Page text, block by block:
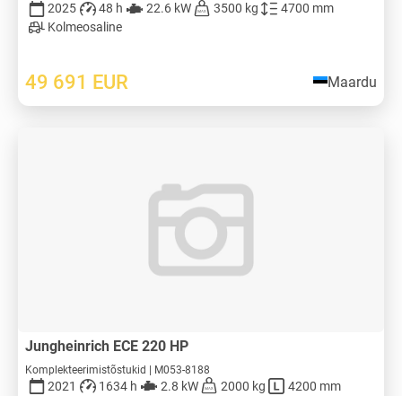
2025 48 h 22.6 kW 3500 kg
4700 mm
Kolmeosaline
49 691 EUR Maardu
Jungheinrich ECE 220 HP
Komplekteerimistõstukid | M053-8188
2021 1634 h 2.8 kW 2000 kg
4200 mm